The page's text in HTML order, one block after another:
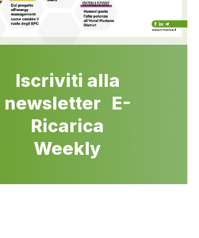
Iscriviti alla
newsletter E-
Ricarica
Weekly